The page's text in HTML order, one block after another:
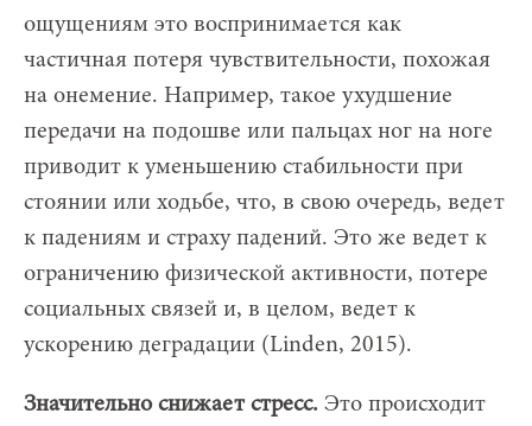
ощущениям это воспринимается как
частичная потеря чувствительности, похожая
на онемение. Например, такое ухудшение
передачи на подошве или пальцах ног на ноге
приводит к уменьшению стабильности при
стоянии или ходьбе, что, в свою очередь, ведет
к падениям и страху падений. Это же ведет к
ограничению физической активности, потере
социальных связей и, в целом, ведет к
ускорению деградации (Linden, 2015).
Значительно снижает стресс. Это происходит